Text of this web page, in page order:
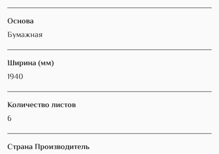
Основа
Бумажная
Ширина (мм)
1940
Количество листов
6
Страна Производитель